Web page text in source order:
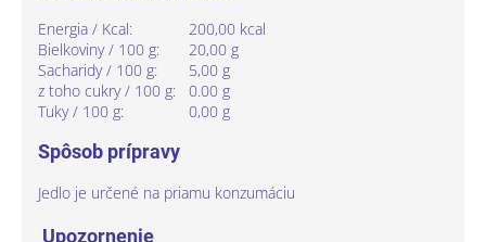
Energia / Kcal:
200,00 kcal
Bielkoviny / 100 g:
20,00 g
Sacharidy / 100 g:
5,00 g
z toho cukry / 100 g: 0.00 g
Tuky / 100 g:
0,00 g
Spôsob prípravy
Jedlo je určené na priamu konzumáciu
Upozornenie